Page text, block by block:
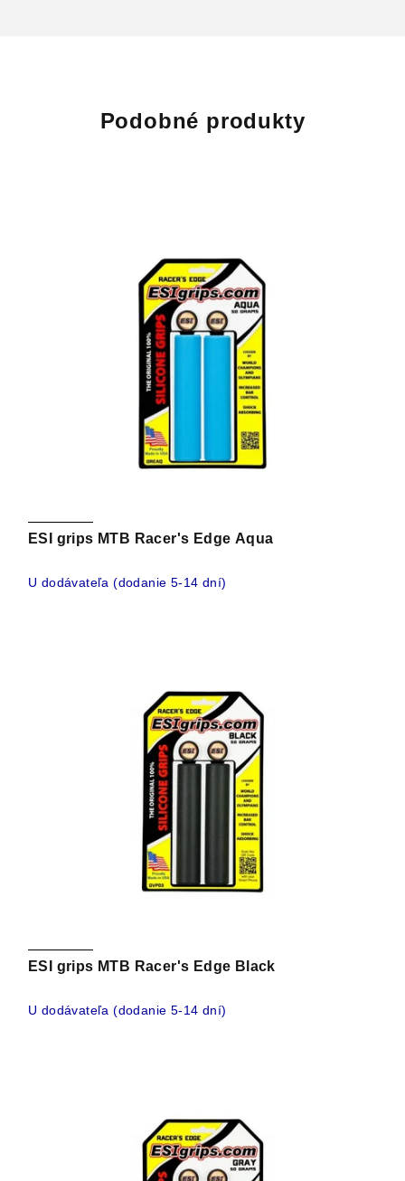
Podobné produkty
ESI grips MTB Racer's Edge Aqua
U dodávateľa (dodanie 5-14 dní)
ESI grips MTB Racer's Edge Black
U dodávateľa (dodanie 5-14 dní)